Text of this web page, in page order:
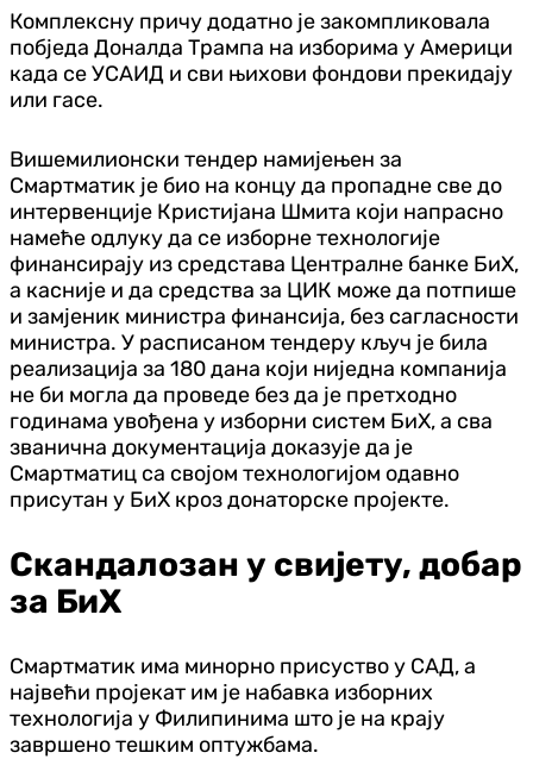
Комплексну причу додатно је закомпликовала
побједа Доналда Трампа на изборима у Америци
када се УСАИД и сви њихови фондови прекидају
или гасе.
Вишемилионски тендер намијењен за
Смартматик је био на концу да пропадне све до
интервенције Кристијана Шмита који напрасно
намеће одлуку да се изборне технологије
финансирају из средстава Централне банке БиХ,
а касније и да средства за ЦИК може да потпише
и замјеник министра финансија, без сагласности
министра. У расписаном тендеру кључ је била
реализација за 180 дана који ниједна компанија
не би могла да проведе без да је претходно
годинама увођена у изборни систем БиХ, а сва
званична документација доказује да је
Смартматиц са својом технологијом одавно
присутан у БиХ кроз донаторске пројекте.
Скандалозан у свијету, добар
за БиХ
Смартматик има минорно присуство у САД, а
највећи пројекат им је набавка изборних
технологија у Филипинима што је на крају
завршено тешким оптужбама.